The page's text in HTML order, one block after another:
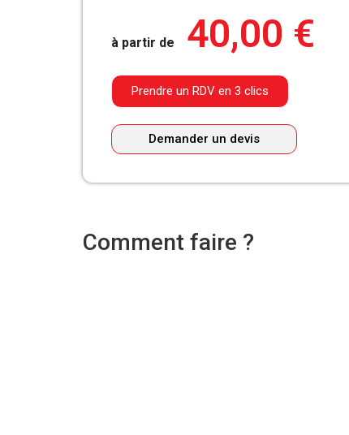
à partir de 40,00 €
Prendre un RDV en 3 clics
Demander un devis
Comment faire ?